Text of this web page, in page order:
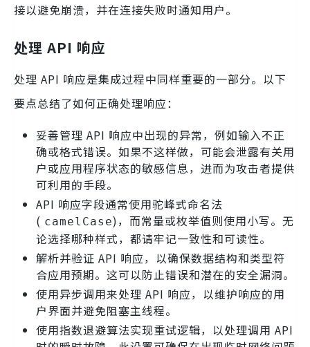
接以避免崩溃，并在连接失败时通知用户。
处理 API 响应
处理 API 响应是集成过程中同样重要的一部分。以下
要点总结了如何正确处理响应：
妥善管理 API 响应中出现的异常，例如输入不正
确或格式错误。如果不这样做，可能会泄露有关用
户或应用程序状态的敏感信息，进而为攻击者提供
可利用的手段。
API 响应字段通常使用驼峰式命名法
( camelCase)，而常量或枚举值则使用小写。无
论选择哪种样式，都请牢记一致性和可读性。
解析并验证 API 响应，以确保数据结构和类型符
合应用预期。这可以防止错误和潜在的安全漏洞。
使用异步调用来处理 API 响应，以维护响应的用
户界面并避免阻塞主线程。
使用指数退避算法实现重试逻辑，以处理调用 API